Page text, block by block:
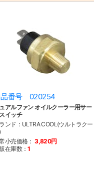
番号 020254
アルファン オイルクーラー用サー
イッチ
ンド：ULTRA COOL(ウルトラクー
小売価格： 3,820円
在庫数：1